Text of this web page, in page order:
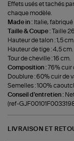
Effets usés et tachés
chaque modèle.
Made in : Italie,
Taille & Coupe :Taille 26.
Hauteur de talon : 1,5 cm.
Hauteur de tige : 4,5 cm.
Tour de cheville : 16 cm.
Composition :76% cuir
Doublure : 60% cuir de
Semelles : 100%
Conseil d'entretien :
(ref-
LIVRAISON ET